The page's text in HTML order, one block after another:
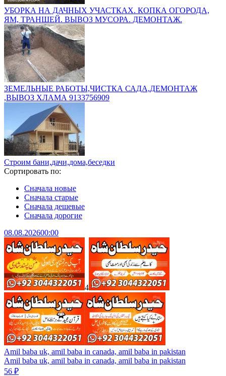
УБОРКА НА ДАЧНЫХ УЧАСТКАХ. КОПКА ОГОРОДА,
ЯМ, ТРАНШЕЙ. ВЫВОЗ МУСОРА. ДЕМОНТАЖ.
ЗЕМЕЛЬНЫЕ РАБОТЫ,ЧИСТКА САДА,ДЕМОНТАЖ
,ВЫВОЗ ХЛАМА 9133756909
Строим бани,дачи,дома,беседки
Сортировать по:
Сначала новые
Сначала старые
Сначала дешевые
Сначала дорогие
08.08.202600:00
4
Amil baba uk, amil baba in canada, amil baba in pakistan
Amil baba uk, amil baba in canada, amil baba in pakistan
56 ₽